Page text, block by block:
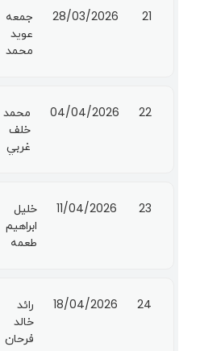
21
28/03/2026
جمعه
عويد
محمد
22
04/04/2026
محمد
خلف
غربي
23
11/04/2026
خليل
ابراهيم
طعمه
24
18/04/2026
رائد
خالد
فرحان